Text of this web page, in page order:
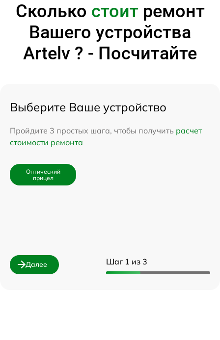
Сколько стоитремонт
Вашего устройства
Artelv ? - Посчитайте
Шаг 1 из 3
Выберите Ваше устройство
Пройдите 3 простых шага, чтобы получить расчет
стоимости ремонта
Оптический
прицел
Далее